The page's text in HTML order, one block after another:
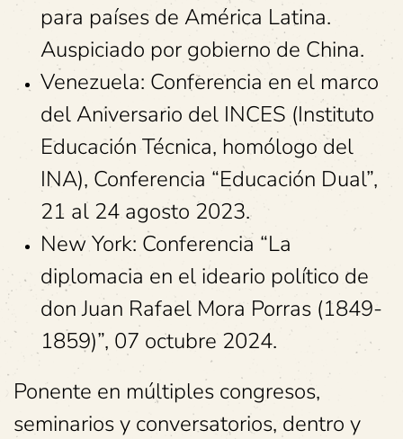
para países de América Latina.
Auspiciado por gobierno de China.
Venezuela: Conferencia en el marco
del Aniversario del INCES (Instituto
Educación Técnica, homólogo del
INA), Conferencia “Educación Dual”,
21 al 24 agosto 2023.
New York: Conferencia “La
diplomacia en el ideario político de
don Juan Rafael Mora Porras (1849-
1859)”, 07 octubre 2024.
Ponente en múltiples congresos,
seminarios y conversatorios, dentro y